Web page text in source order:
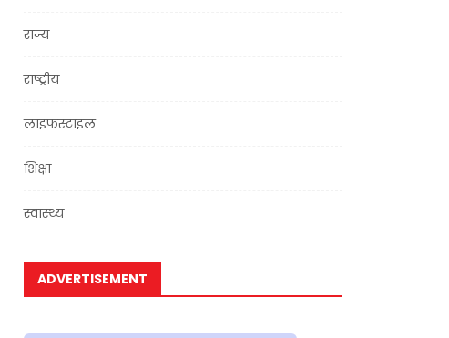
राज्य
राष्ट्रीय
लाइफस्टाइल
शिक्षा
स्वास्थ्य
ADVERTISEMENT